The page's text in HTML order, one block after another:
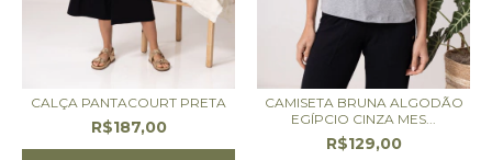
CALÇA PANTACOURT PRETA
R$187,00
CAMISETA BRUNA ALGODÃO
EGÍPCIO CINZA MES...
R$129,00